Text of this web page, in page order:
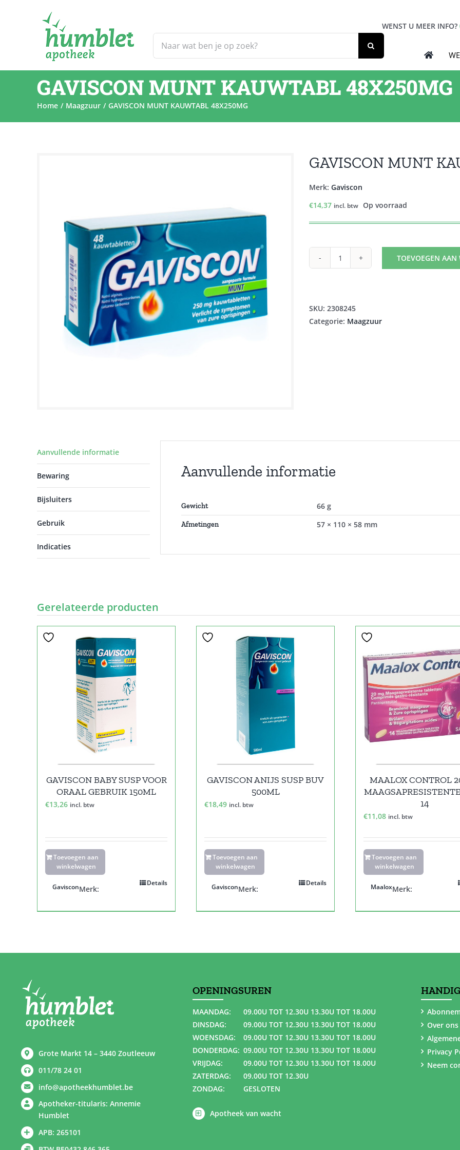
naar:
WENST U MEER INFO?
GAVISCON MUNT KAUWTABL 48X250MG
Home Maagzuur GAVISCON MUNT KAUWTABL 48X250MG
GAVISCON MUNT
Merk: Gaviscon
€14,37 incl. btw Op voorraad
GAVISCON
TOEVOEGEN AAN
SKU: 2308245
Categorie: Maagzuur
Aanvullende informatie
Bewaring
Bijsluiters
Gebruik
Indicaties
Aanvullende informatie
Gewicht 66 g
Afmetingen 57 × 110 × 58 mm
Gerelateerde producten
GAVISCON BABY SUSP VOOR
ORAAL GEBRUIK 150ML
€13,26 incl. btw
Toevoegen aan
winkelwagen
Details
Merk:
Gaviscon
GAVISCON ANIJS SUSP BUV
500ML
€18,49 incl. btw
Toevoegen aan
winkelwagen
Details
Merk:
Gaviscon
MAALOX CONTROL
14
€11,08 incl. btw
Toevoegen aan
winkelwagen
Merk:
Maalox
Grote Markt 14 – 3440 Zoutleeuw
011/78 24 01
info@apotheekhumblet.be
Apotheker-titularis: Annemie
Humblet
APB: 265101
OPENINGSUREN
MAANDAG:
09.00U TOT 12.30U 13.30U TOT 18.00U
DINSDAG:
09.00U TOT 12.30U 13.30U TOT 18.00U
WOENSDAG:
09.00U TOT 12.30U 13.30U TOT 18.00U
DONDERDAG: 09.00U TOT 12.30U 13.30U TOT 18.00U
VRIJDAG:
09.00U TOT 12.30U 13.30U TOT 18.00U
ZATERDAG:
09.00U TOT 12.30U
ZONDAG:
GESLOTEN
Apotheek van wacht
Over ons
Privacy
Neem